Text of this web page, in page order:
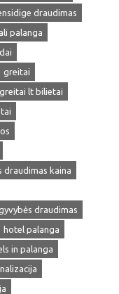
draudimas
palanga
greitai
greitai lt bilietai
draudimas kaina
draudimas
hotel palanga
in palanga